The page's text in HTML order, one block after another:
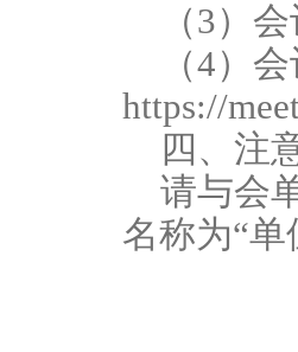
（3）
（4）
https://
四、注
请与会
名称为“